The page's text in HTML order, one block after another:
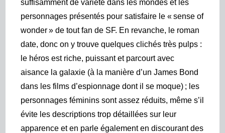
suffisamment de variété dans les mondes et les
personnages présentés pour satisfaire le « sense of
wonder » de tout fan de SF. En revanche, le roman
date, donc on y trouve quelques clichés très pulps :
le héros est riche, puissant et parcourt avec
aisance la galaxie (à la manière d’un James Bond
dans les films d’espionnage dont il se moque) ; les
personnages féminins sont assez réduits, même s’il
évite les descriptions trop détaillées sur leur
apparence et en parle également en discourant des